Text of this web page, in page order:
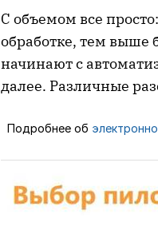
С объемом все
обработке, тем выше
начинают с
далее. Различные
Подробнее об